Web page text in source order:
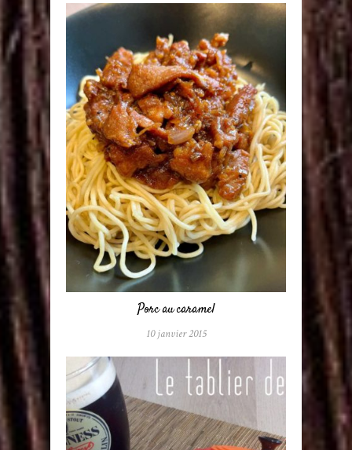
Porc au caramel
10 janvier 2015